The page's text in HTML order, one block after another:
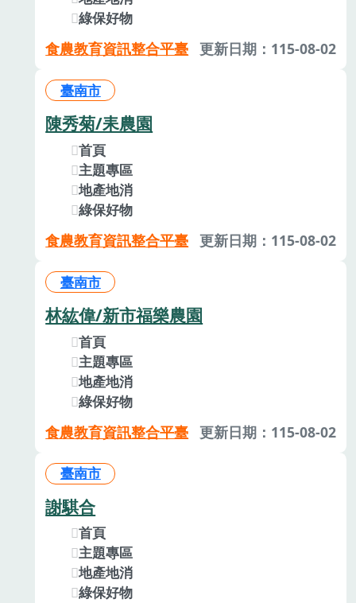
綠保好物
食農教育資訊整合平臺 更新日期：115-08-02
臺南市
陳秀菊/耒農園
首頁
主題專區
地產地消
綠保好物
食農教育資訊整合平臺 更新日期：115-08-02
臺南市
林紘偉/新市福樂農園
首頁
主題專區
地產地消
綠保好物
食農教育資訊整合平臺 更新日期：115-08-02
臺南市
謝騏合
首頁
主題專區
地產地消
綠保好物